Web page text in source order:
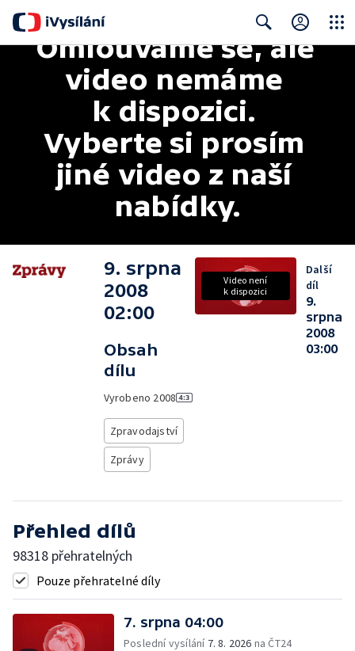
Search
Omlouváme se, ale
video nemáme
k dispozici.
Vyberte si prosím
jiné video z naší
nabídky.
9. srpna
2008
02:00
Obsah
dílu
Vyrobeno 2008
Zpravodajství
Zprávy
Video není
k dispozici
Další
díl
9.
srpna
2008
03:00
Přehled dílů
98318 přehratelných
Pouze přehratelné díly
7. srpna 04:00
Poslední vysílání 7. 8. 2026 na ČT24